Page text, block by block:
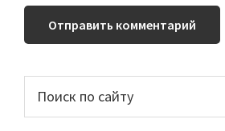
Основной
сайдбар